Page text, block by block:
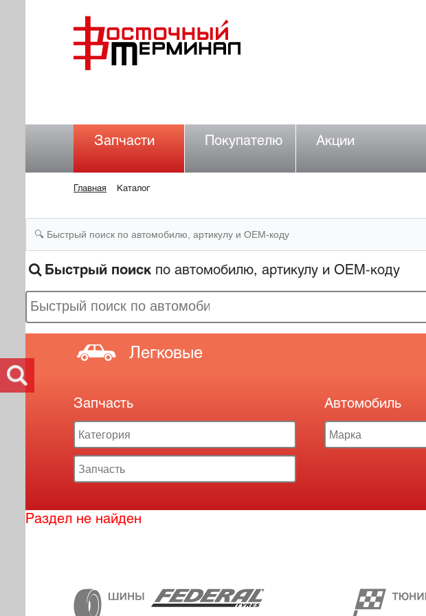
Запчасти Покупателю Акции
Главная Каталог
Быстрый поиск по автомобилю, артикулу и OEM-коду
Легковые
Запчасть Автомобиль
Раздел не найден